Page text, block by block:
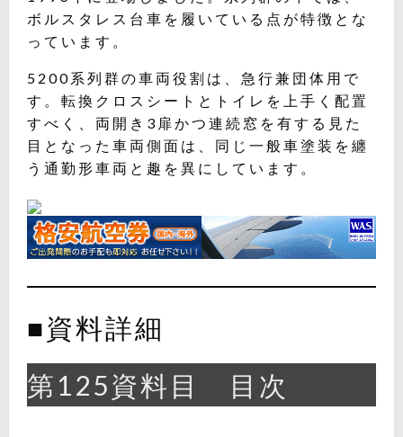
ボルスタレス台車を履いている点が特徴とな
っています。
5200系列群の車両役割は、急行兼団体用で
す。転換クロスシートとトイレを上手く配置
すべく、両開き3扉かつ連続窓を有する見た
目となった車両側面は、同じ一般車塗装を纏
う通勤形車両と趣を異にしています。
■資料詳細
第125資料目 目次